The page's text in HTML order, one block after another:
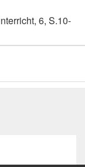
6, S.10-